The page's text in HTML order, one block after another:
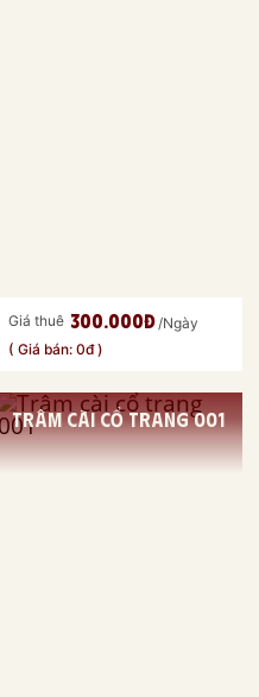
Giá thuê 300.000đ /Ngày
( Giá bán: 0đ )
Trâm cài cổ trang 001